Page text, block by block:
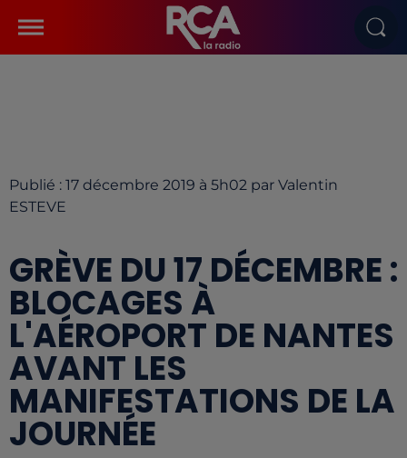
Publié : 17 décembre 2019 à 5h02 par Valentin
ESTEVE
GRÈVE DU 17 DÉCEMBRE :
BLOCAGES À
L'AÉROPORT DE NANTES
AVANT LES
MANIFESTATIONS DE LA
JOURNÉE